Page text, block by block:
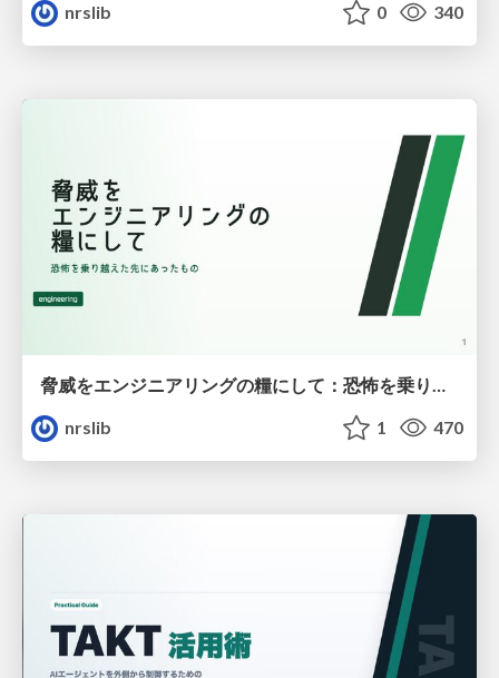
nrslib
0 340
nrslib
1 470